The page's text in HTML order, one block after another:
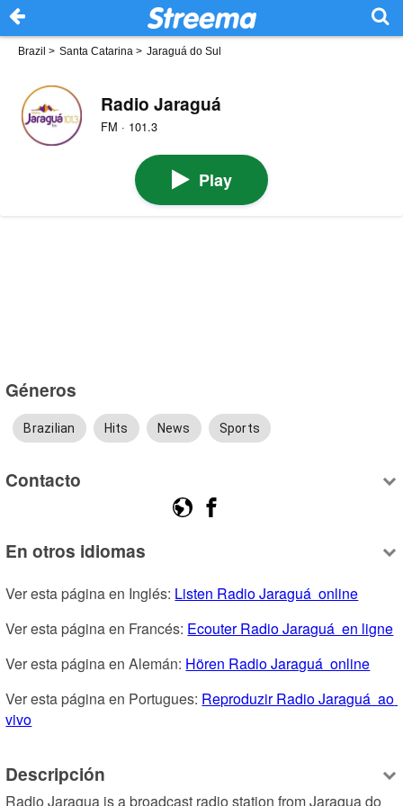
Brazil > Santa Catarina > Jaraguá do Sul
Radio Jaraguá
FM · 101.3
Play
Géneros
Brazilian Hits News Sports
Contacto
En otros idiomas
Ver esta página en Inglés: Listen Radio Jaraguá  online
Ver esta página en Francés: Ecouter Radio Jaraguá  en ligne
Ver esta página en Alemán: Hören Radio Jaraguá  online
Ver esta página en Portugues: Reproduzir Radio Jaraguá  ao
vivo
Descripción
Radio Jaragua is a broadcast radio station from Jaragua do